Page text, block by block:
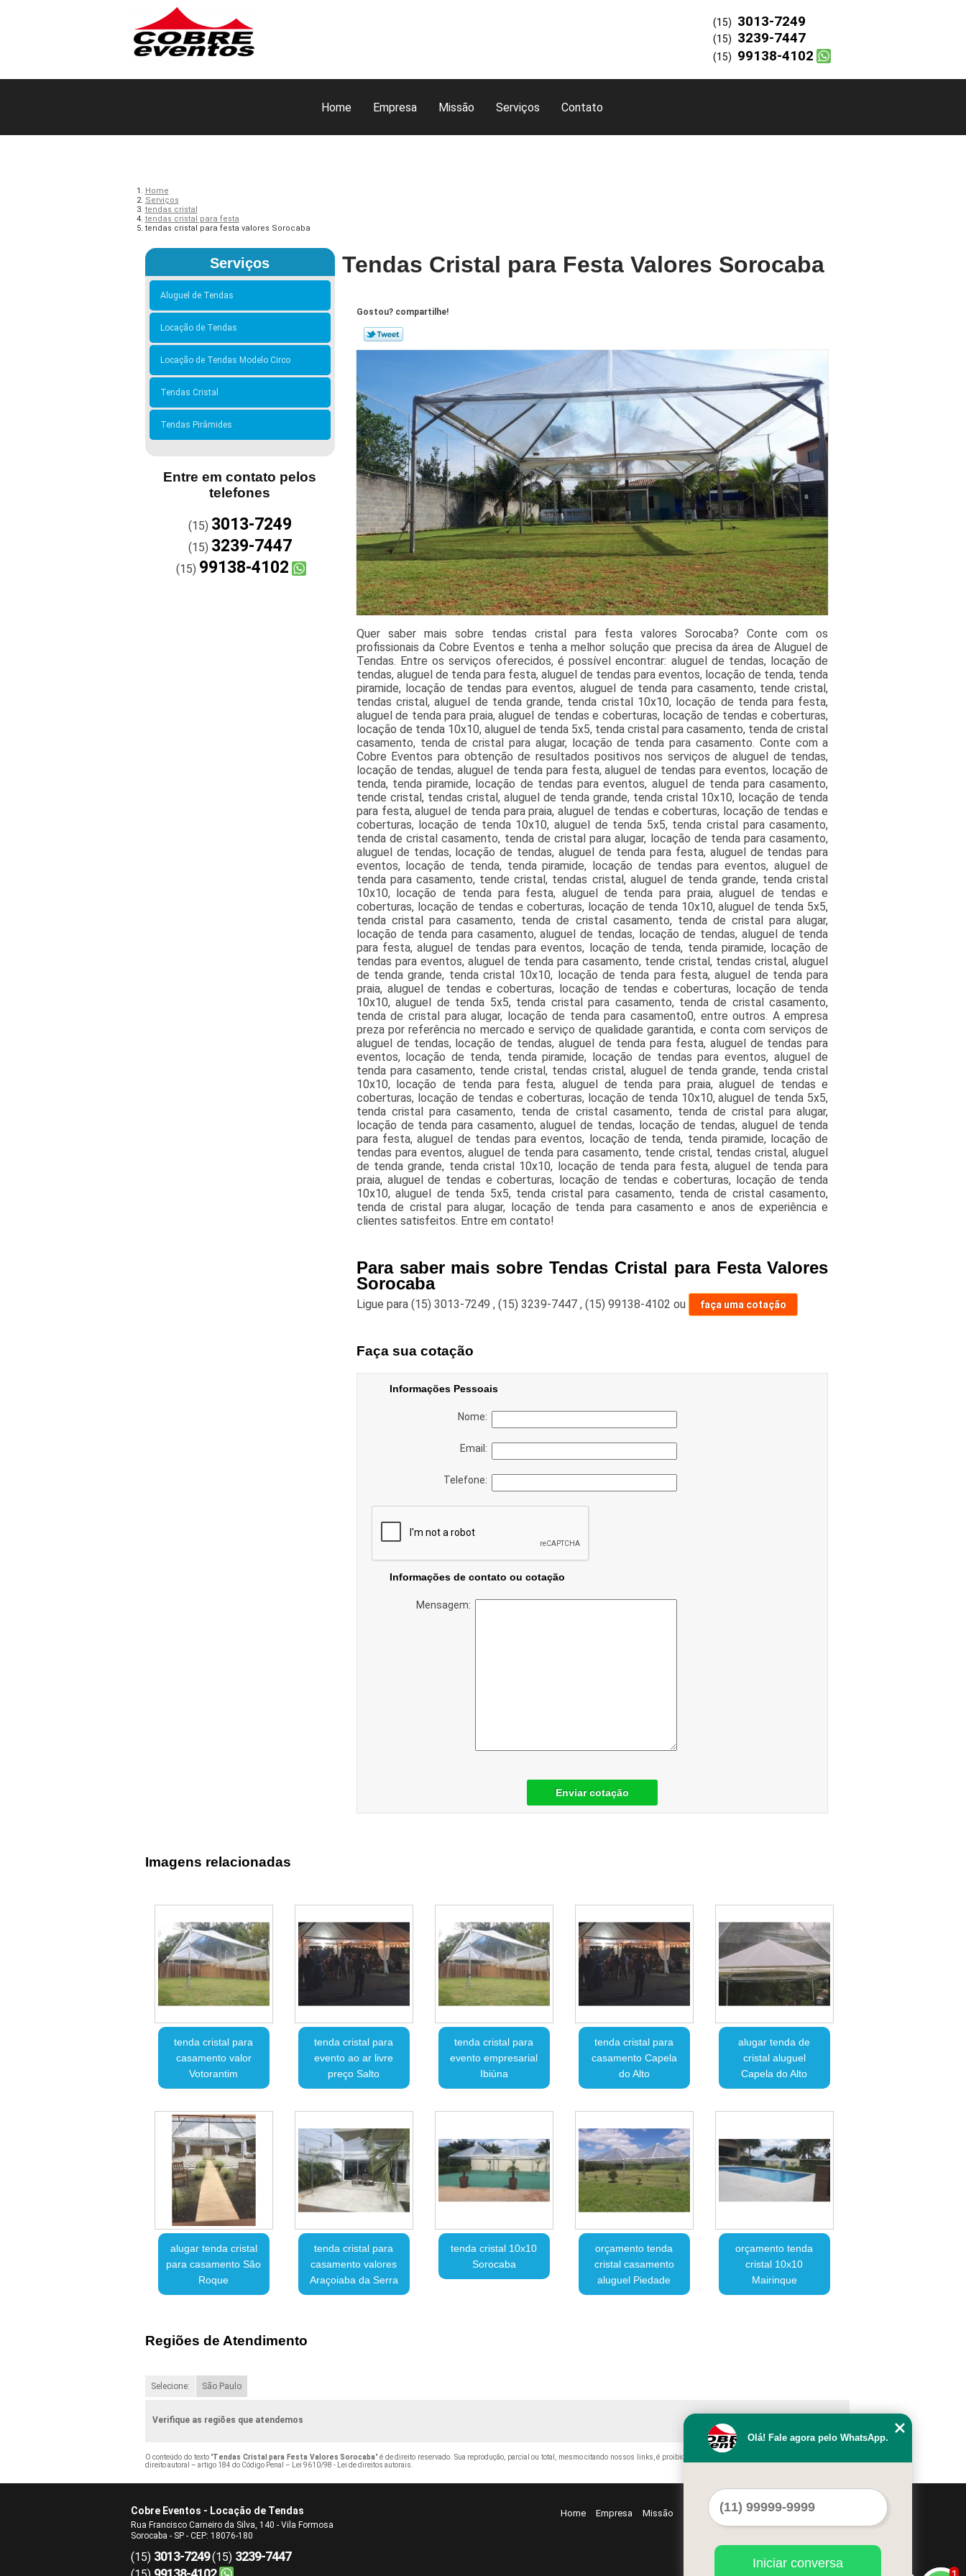
Home Empresa Missão Serviços Contato
(15) 3013-7249
(15) 3239-7447
(15) 99138-4102
Home
Serviços
tendas cristal
tendas cristal para festa
tendas cristal para festa valores Sorocaba
Serviços
Aluguel de Tendas
Locação de Tendas
Locação de Tendas Modelo Circo
Tendas Cristal
Tendas Pirâmides
Entre em contato pelos
telefones
(15) 3013-7249
(15) 3239-7447
(15) 99138-4102
Tendas Cristal para Festa Valores Sorocaba
Gostou? compartilhe!
Quer saber mais sobre tendas cristal para festa valores Sorocaba? Conte com os
profissionais da Cobre Eventos e tenha a melhor solução que precisa da área de Aluguel de
Tendas. Entre os serviços oferecidos, é possível encontrar: aluguel de tendas, locação de
tendas, aluguel de tenda para festa, aluguel de tendas para eventos, locação de tenda, tenda
piramide, locação de tendas para eventos, aluguel de tenda para casamento, tende cristal,
tendas cristal, aluguel de tenda grande, tenda cristal 10x10, locação de tenda para festa,
aluguel de tenda para praia, aluguel de tendas e coberturas, locação de tendas e coberturas,
locação de tenda 10x10, aluguel de tenda 5x5, tenda cristal para casamento, tenda de cristal
casamento, tenda de cristal para alugar, locação de tenda para casamento. Conte com a
Cobre Eventos para obtenção de resultados positivos nos serviços de aluguel de tendas,
locação de tendas, aluguel de tenda para festa, aluguel de tendas para eventos, locação de
tenda, tenda piramide, locação de tendas para eventos, aluguel de tenda para casamento,
tende cristal, tendas cristal, aluguel de tenda grande, tenda cristal 10x10, locação de tenda
para festa, aluguel de tenda para praia, aluguel de tendas e coberturas, locação de tendas e
coberturas, locação de tenda 10x10, aluguel de tenda 5x5, tenda cristal para casamento,
tenda de cristal casamento, tenda de cristal para alugar, locação de tenda para casamento,
aluguel de tendas, locação de tendas, aluguel de tenda para festa, aluguel de tendas para
eventos, locação de tenda, tenda piramide, locação de tendas para eventos, aluguel de
tenda para casamento, tende cristal, tendas cristal, aluguel de tenda grande, tenda cristal
10x10, locação de tenda para festa, aluguel de tenda para praia, aluguel de tendas e
coberturas, locação de tendas e coberturas, locação de tenda 10x10, aluguel de tenda 5x5,
tenda cristal para casamento, tenda de cristal casamento, tenda de cristal para alugar,
locação de tenda para casamento, aluguel de tendas, locação de tendas, aluguel de tenda
para festa, aluguel de tendas para eventos, locação de tenda, tenda piramide, locação de
tendas para eventos, aluguel de tenda para casamento, tende cristal, tendas cristal, aluguel
de tenda grande, tenda cristal 10x10, locação de tenda para festa, aluguel de tenda para
praia, aluguel de tendas e coberturas, locação de tendas e coberturas, locação de tenda
10x10, aluguel de tenda 5x5, tenda cristal para casamento, tenda de cristal casamento,
tenda de cristal para alugar, locação de tenda para casamento0, entre outros. A empresa
preza por referência no mercado e serviço de qualidade garantida, e conta com serviços de
aluguel de tendas, locação de tendas, aluguel de tenda para festa, aluguel de tendas para
eventos, locação de tenda, tenda piramide, locação de tendas para eventos, aluguel de
tenda para casamento, tende cristal, tendas cristal, aluguel de tenda grande, tenda cristal
10x10, locação de tenda para festa, aluguel de tenda para praia, aluguel de tendas e
coberturas, locação de tendas e coberturas, locação de tenda 10x10, aluguel de tenda 5x5,
tenda cristal para casamento, tenda de cristal casamento, tenda de cristal para alugar,
locação de tenda para casamento, aluguel de tendas, locação de tendas, aluguel de tenda
para festa, aluguel de tendas para eventos, locação de tenda, tenda piramide, locação de
tendas para eventos, aluguel de tenda para casamento, tende cristal, tendas cristal, aluguel
de tenda grande, tenda cristal 10x10, locação de tenda para festa, aluguel de tenda para
praia, aluguel de tendas e coberturas, locação de tendas e coberturas, locação de tenda
10x10, aluguel de tenda 5x5, tenda cristal para casamento, tenda de cristal casamento,
tenda de cristal para alugar, locação de tenda para casamento e anos de experiência e
clientes satisfeitos. Entre em contato!
Para saber mais sobre Tendas Cristal para Festa Valores
Sorocaba
Ligue para (15) 3013-7249 , (15) 3239-7447 , (15) 99138-4102 ou faça uma cotação
Faça sua cotação
Informações Pessoais
Nome:
Email:
Telefone:
Informações de contato ou cotação
Mensagem:
Enviar cotação
Imagens relacionadas
tenda cristal para
casamento valor
Votorantim
tenda cristal para
evento ao ar livre
preço Salto
tenda cristal para
evento empresarial
Ibiúna
tenda cristal para
casamento Capela
do Alto
alugar tenda de
cristal aluguel
Capela do Alto
alugar tenda cristal
para casamento São
Roque
tenda cristal para
casamento valores
Araçoiaba da Serra
tenda cristal 10x10
Sorocaba
orçamento tenda
cristal casamento
aluguel Piedade
orçamento tenda
cristal 10x10
Mairinque
Regiões de Atendimento
Selecione: São Paulo
Verifique as regiões que atendemos
O conteúdo do texto "Tendas Cristal para Festa Valores Sorocaba" é de direito reservado. Sua reprodução, parcial ou total, mesmo citando nossos links, é proibida sem a autorização do autor. Crime de violação de
direito autoral – artigo 184 do Código Penal – Lei 9610/98 - Lei de direitos autorais.
Cobre Eventos - Locação de Tendas
Rua Francisco Carneiro da Silva, 140 - Vila Formosa
Sorocaba - SP - CEP: 18076-180
(15) 3013-7249(15) 3239-7447
Home Empresa Missão Serviços Contato Mapa do site
Olá! Fale agora pelo WhatsApp.
Iniciar conversa